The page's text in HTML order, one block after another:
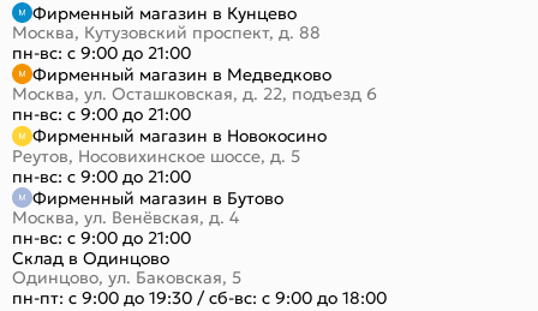
Фирменный магазин в Кунцево
Москва, Кутузовский проспект, д. 88
пн-вс: с 9:00 до 21:00
Фирменный магазин в Медведково
Москва, ул. Осташковская, д. 22, подъезд 6
пн-вс: с 9:00 до 21:00
Фирменный магазин в Новокосино
Реутов, Носовихинское шоссе, д. 5
пн-вс: с 9:00 до 21:00
Фирменный магазин в Бутово
Москва, ул. Венёвская, д. 4
пн-вс: с 9:00 до 21:00
Склад в Одинцово
Одинцово, ул. Баковская, 5
пн-пт: с 9:00 до 19:30 /сб-вс: с 9:00 до 18:00